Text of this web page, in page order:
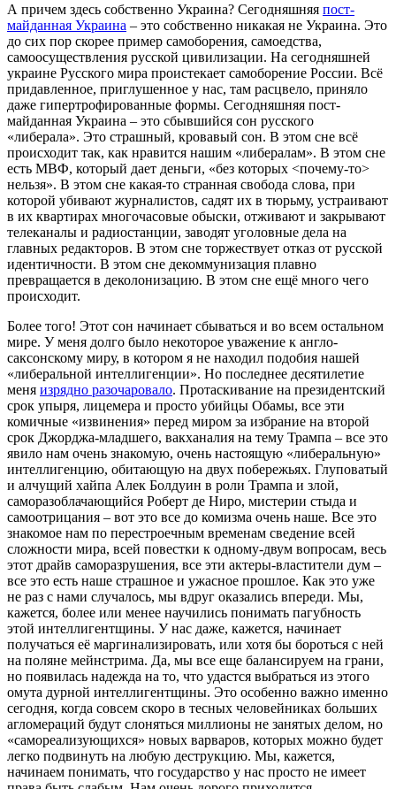
А причем здесь собственно Украина? Сегодняшняя пост-
майданная Украина – это собственно никакая не Украина. Это
до сих пор скорее пример самоборения, самоедства,
самоосуществления русской цивилизации. На сегодняшней
украине Русского мира проистекает самоборение России. Всё
придавленное, приглушенное у нас, там расцвело, приняло
даже гипертрофированные формы. Сегодняшняя пост-
майданная Украина – это сбывшийся сон русского
«либерала». Это страшный, кровавый сон. В этом сне всё
происходит так, как нравится нашим «либералам». В этом сне
есть МВФ, который дает деньги, «без которых <почему-то>
нельзя». В этом сне какая-то странная свобода слова, при
которой убивают журналистов, садят их в тюрьму, устраивают
в их квартирах многочасовые обыски, отживают и закрывают
телеканалы и радиостанции, заводят уголовные дела на
главных редакторов. В этом сне торжествует отказ от русской
идентичности. В этом сне декоммунизация плавно
превращается в деколонизацию. В этом сне ещё много чего
происходит.
Более того! Этот сон начинает сбываться и во всем остальном
мире. У меня долго было некоторое уважение к англо-
саксонскому миру, в котором я не находил подобия нашей
«либеральной интеллигенции». Но последнее десятилетие
меня изрядно разочаровало. Протаскивание на президентский
срок упыря, лицемера и просто убийцы Обамы, все эти
комичные «извинения» перед миром за избрание на второй
срок Джорджа-младшего, вакханалия на тему Трампа – все это
явило нам очень знакомую, очень настоящую «либеральную»
интеллигенцию, обитающую на двух побережьях. Глуповатый
и алчущий хайпа Алек Болдуин в роли Трампа и злой,
саморазоблачающийся Роберт де Ниро, мистерии стыда и
самоотрицания – вот это все до комизма очень наше. Все это
знакомое нам по перестроечным временам сведение всей
сложности мира, всей повестки к одному-двум вопросам, весь
этот драйв саморазрушения, все эти актеры-властители дум –
все это есть наше страшное и ужасное прошлое. Как это уже
не раз с нами случалось, мы вдруг оказались впереди. Мы,
кажется, более или менее научились понимать пагубность
этой интеллигентщины. У нас даже, кажется, начинает
получаться её маргинализировать, или хотя бы бороться с ней
на поляне мейнстрима. Да, мы все еще балансируем на грани,
но появилась надежда на то, что удастся выбраться из этого
омута дурной интеллигентщины. Это особенно важно именно
сегодня, когда совсем скоро в тесных человейниках больших
агломераций будут слоняться миллионы не занятых делом, но
«самореализующихся» новых варваров, которых можно будет
легко подвинуть на любую деструкцию. Мы, кажется,
начинаем понимать, что государство у нас просто не имеет